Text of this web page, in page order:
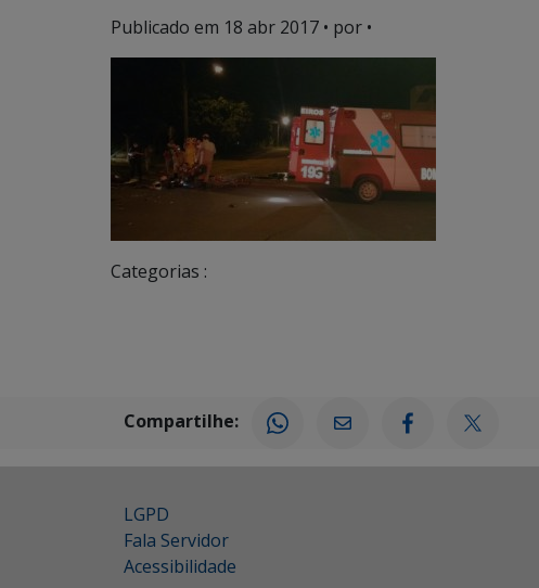
Publicado em 18 abr 2017 • por •
Categorias :
Compartilhe:
LGPD
Fala Servidor
Acessibilidade